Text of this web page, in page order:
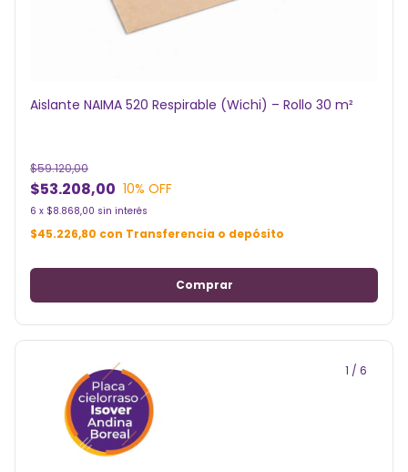
Aislante NAIMA 520 Respirable (Wichi) – Rollo 30 m²
$53.208,00
$59.120,00
10% OFF
6 x $8.868,00 sin interés
$45.226,80 con Transferencia o depósito
1 / 6